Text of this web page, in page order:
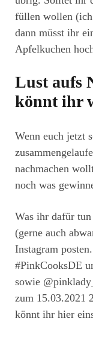
füllen wollen
dann müsst ihr
Apfelkuchen
Lust aufs
könnt ihr
Wenn euch jetzt
nachmachen
noch was
Was ihr dafür tun
(gerne auch
Instagram
#PinkCooksDE
sowie
zum 15.03.2021
könnt ihr hier